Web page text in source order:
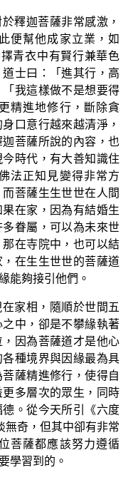
釋迦菩薩非常感激，
便幫他成家立業，如
青衣中有賢行兼華色
士曰：「進其行，高
我這樣做不是想要得
精進地修行，斷除貪
口意行越來越清淨，
菩薩所說的內容，也
時代，有大善知識住
法正知見變得非常方
菩薩生生世世在人間
在家，因為有結婚生
眷屬，可以為未來世
在寺院中，也可以結
在生生世世的菩薩道
能夠接引他們。
家相，隨順於世間五
中，卻是不攀緣執著
因為菩薩道才是他心
種境界與因緣最為具
薩精進修行，使得自
多層次的眾生，同時
。從今天所引《六度
無奇，但其中卻有非常
菩薩都應該努力遵循
學習到的。